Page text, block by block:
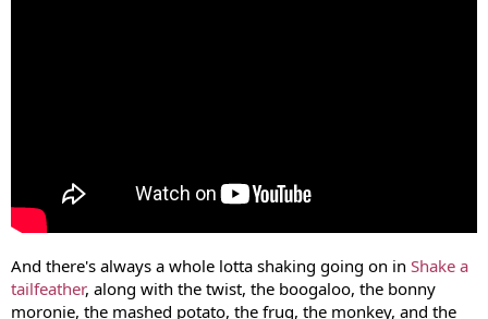
And there's always a whole lotta shaking going on in Shake a
tailfeather, along with the twist, the boogaloo, the bonny
moronie, the mashed potato, the frug, the monkey, and the